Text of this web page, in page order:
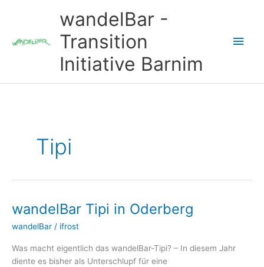
wandelBar -
Transition
Initiative Barnim
Tipi
wandelBar Tipi in Oderberg
wandelBar / ifrost
Was macht eigentlich das wandelBar-Tipi? – In diesem Jahr
diente es bisher als Unterschlupf für eine